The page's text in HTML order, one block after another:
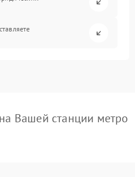
Вашей станции метро